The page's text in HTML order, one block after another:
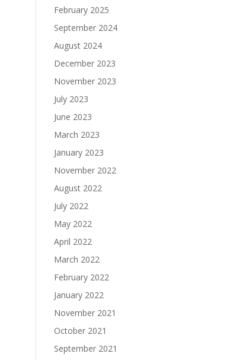
February 2025
September 2024
August 2024
December 2023
November 2023
July 2023
June 2023
March 2023
January 2023
November 2022
August 2022
July 2022
May 2022
April 2022
March 2022
February 2022
January 2022
November 2021
October 2021
September 2021